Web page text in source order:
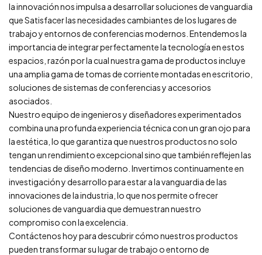
la innovación nos impulsa a desarrollar soluciones de vanguardia
que Satisfacer las necesidades cambiantes de los lugares de
trabajo y entornos de conferencias modernos. Entendemos la
importancia de integrar perfectamente la tecnología en estos
espacios, razón por la cual nuestra gama de productos incluye
una amplia gama de tomas de corriente montadas en escritorio,
soluciones de sistemas de conferencias y accesorios
asociados.
Nuestro equipo de ingenieros y diseñadores experimentados
combina una profunda experiencia técnica con un gran ojo para
la estética, lo que garantiza que nuestros productos no solo
tengan un rendimiento excepcional sino que también reflejen las
tendencias de diseño moderno. Invertimos continuamente en
investigación y desarrollo para estar a la vanguardia de las
innovaciones de la industria, lo que nos permite ofrecer
soluciones de vanguardia que demuestran nuestro
compromiso con la excelencia.
Contáctenos hoy para descubrir cómo nuestros productos
pueden transformar su lugar de trabajo o entorno de